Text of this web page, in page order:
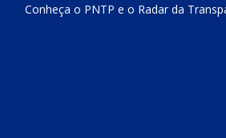
Conheça o PNTP e o Radar da